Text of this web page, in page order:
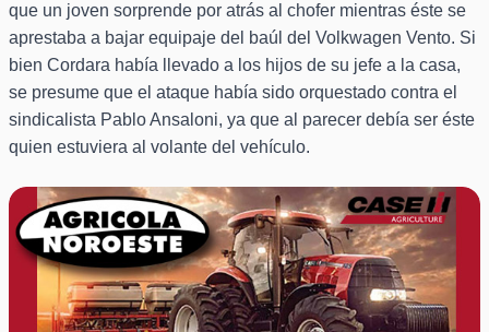
que un joven sorprende por atrás al chofer mientras éste se
aprestaba a bajar equipaje del baúl del Volkwagen Vento. Si
bien Cordara había llevado a los hijos de su jefe a la casa,
se presume que el ataque había sido orquestado contra el
sindicalista Pablo Ansaloni, ya que al parecer debía ser éste
quien estuviera al volante del vehículo.